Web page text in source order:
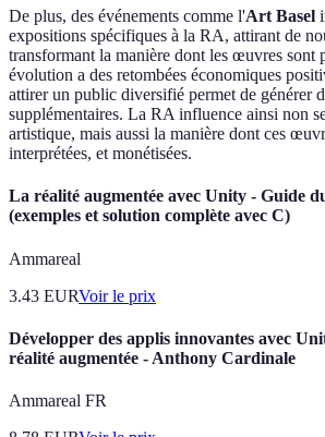
De plus, des événements comme l'Art Basel
expositions spécifiques à la RA, attirant de
transformant la manière dont les œuvres sont
évolution a des retombées économiques
attirer un public diversifié permet de générer
supplémentaires. La RA influence ainsi non
artistique, mais aussi la manière dont ces
interprétées, et monétisées.
La réalité augmentée avec Unity - Guide
(exemples et solution complète avec C)
Ammareal
3.43 EURVoir le prix
Développer des applis innovantes avec
réalité augmentée - Anthony Cardinale
Ammareal FR